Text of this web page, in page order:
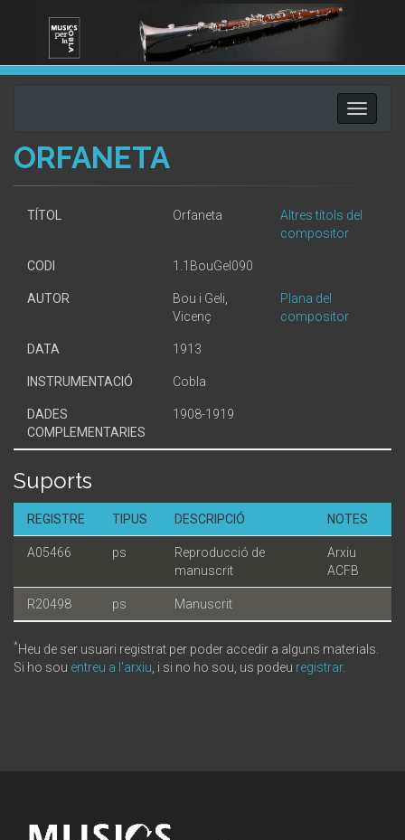
Toggle
ORFANETA
TÍTOL Orfaneta
Altres títols del
compositor
CODI 1.1BouGel090
AUTOR
Bou i Geli,
Vicenç
Plana del
compositor
DATA 1913
INSTRUMENTACIÓ Cobla
DADES
COMPLEMENTARIES
1908-1919
Suports
REGISTRE TIPUS DESCRIPCIÓ NOTES
A05466 ps
Reproducció de
manuscrit
Arxiu
ACFB
R20498 ps Manuscrit
*Heu de ser usuari registrat per poder accedir a alguns materials.
Si ho sou entreu a l'arxiu , i si no ho sou, us podeu registrar.